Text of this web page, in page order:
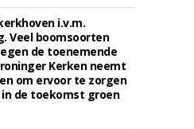
i.v.m.
Veel boomsoorten
de toenemende
Kerken neemt
om ervoor te zorgen
de toekomst groen